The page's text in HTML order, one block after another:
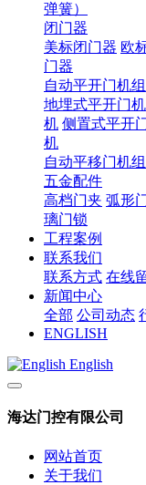
弹簧）
闭门器
美标闭门器 欧
门器
自动平开门机组
地埋式平开门机
机 侧置式平开
机
自动平移门机组
五金配件
高档门夹 弧形
璃门锁
工程案例
联系我们
联系方式 在线
新闻中心
全部 公司动态
ENGLISH
English
海达门控有限公司
网站首页
关于我们